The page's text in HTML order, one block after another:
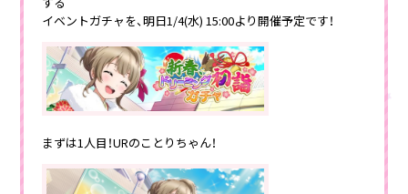
イベントガチャを、明日1/4(水) 15:00より開催予定です！
まずは1人目！URのことりちゃん！